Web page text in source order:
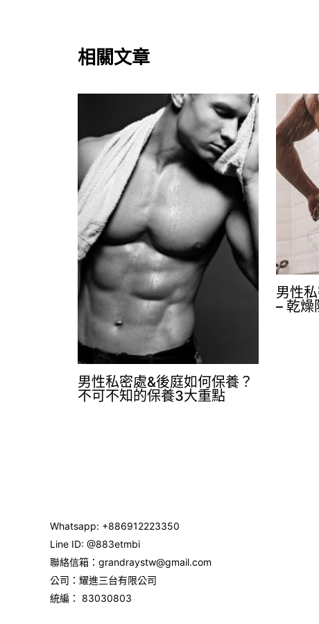
相關文章
男性私密處&後庭如何保養？
不可不知的保養3大重點
男性
– 乾燥
Whatsapp: +886912223350
Line ID: @883etmbi
聯絡信箱：grandraystw@gmail.com
公司：耀進三台有限公司
統編： 83030803